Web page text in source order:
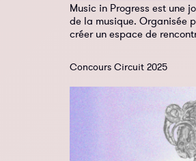
Music in Progress est une
de la musique. Organisée
créer un espace de
Concours Circuit 2025